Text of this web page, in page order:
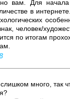
вам. Для
в
человек/
по итогам
много, так